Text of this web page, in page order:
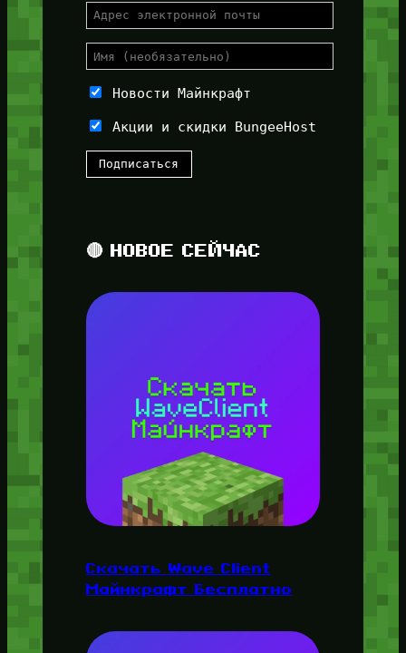
Новости Майнкрафт
Акции и скидки BungeeHost
🔴 НОВОЕ СЕЙЧАС
Скачать Wave Client
Майнкрафт Бесплатно